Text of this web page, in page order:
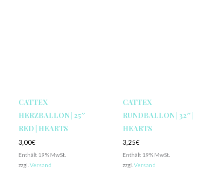
CATTEX
HERZBALLON | 25″
RED | HEARTS
3,00€
Enthält 19% MwSt.
zzgl. Versand
CATTEX
RUNDBALLON | 32″ |
HEARTS
3,25€
Enthält 19% MwSt.
zzgl. Versand